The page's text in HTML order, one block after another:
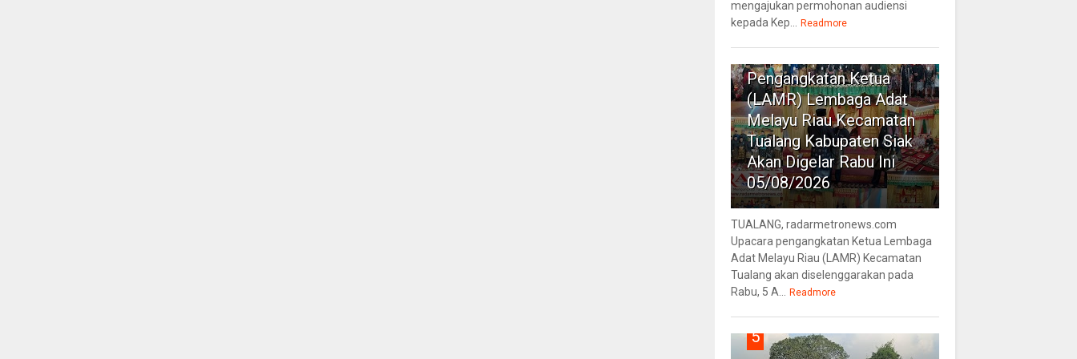
mengajukan permohonan audiensi
kepada Kep...
Readmore
4
Pengangkatan Ketua
(LAMR) Lembaga Adat
Melayu Riau Kecamatan
Tualang Kabupaten Siak
Akan Digelar Rabu Ini
05/08/2026
TUALANG, radarmetronews.com
Upacara pengangkatan Ketua Lembaga
Adat Melayu Riau (LAMR) Kecamatan
Tualang akan diselenggarakan pada
Rabu, 5 A...
Readmore
5